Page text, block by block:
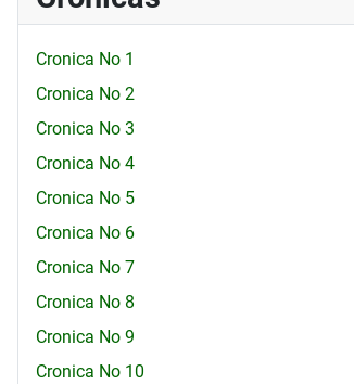
Cronica No 1
Cronica No 2
Cronica No 3
Cronica No 4
Cronica No 5
Cronica No 6
Cronica No 7
Cronica No 8
Cronica No 9
Cronica No 10